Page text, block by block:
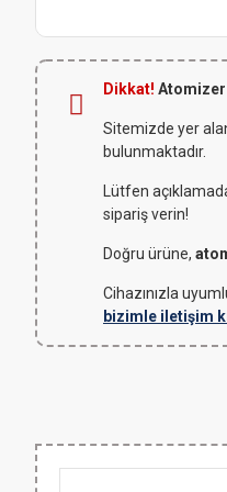
Dikkat!
Sitemizde yer
bulunmaktadır.
Lütfen
sipariş verin!
Doğru ürüne,
Cihazınızla
bizimle iletişim